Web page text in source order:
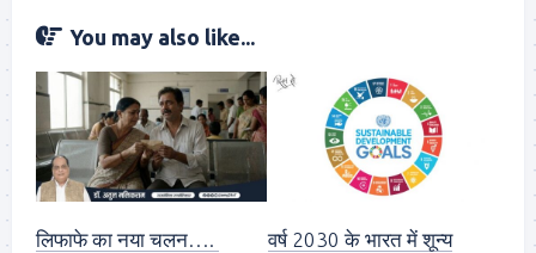
You may also like...
लिफाफे का नया चलन….
वर्ष 2030 के भारत में शून्य